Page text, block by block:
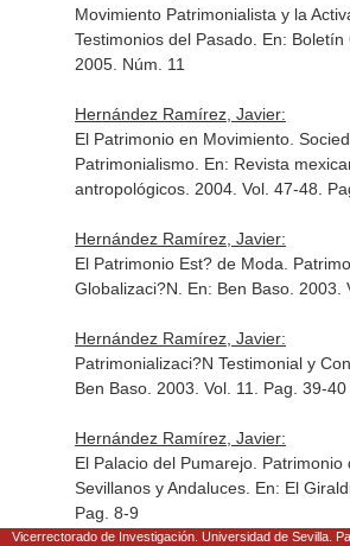
Movimiento Patrimonialista y la
Testimonios del Pasado. En: Boletín
2005. Núm. 11
Hernández Ramírez, Javier:
El Patrimonio en Movimiento.
Patrimonialismo. En: Revista
antropológicos. 2004. Vol. 47-48.
Hernández Ramírez, Javier:
El Patrimonio Est? de Moda.
Globalizaci?N. En: Ben Baso. 2003.
Hernández Ramírez, Javier:
Patrimonializaci?N Testimonial y
Ben Baso. 2003. Vol. 11. Pag. 39-40
Hernández Ramírez, Javier:
El Palacio del Pumarejo. Patrimonio
Sevillanos y Andaluces. En: El
Pag. 8-9
Vicerrectorado de Investigación. Universidad de Sevilla.